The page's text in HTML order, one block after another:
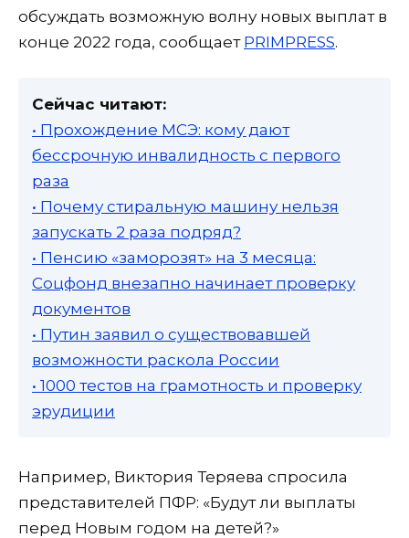
обсуждать возможную волну новых выплат в
конце 2022 года, сообщает PRIMPRESS.
Сейчас читают:
• Прохождение МСЭ: кому дают
бессрочную инвалидность с первого
раза
• Почему стиральную машину нельзя
запускать 2 раза подряд?
• Пенсию «заморозят» на 3 месяца:
Соцфонд внезапно начинает проверку
документов
• Путин заявил о существовавшей
возможности раскола России
• 1000 тестов на грамотность и проверку
эрудиции
Например, Виктория Теряева спросила
представителей ПФР: «Будут ли выплаты
перед Новым годом на детей?»